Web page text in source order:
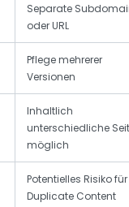
Separate
oder URL
Pflege mehrerer
Versionen
Inhaltlich
unterschiedliche
möglich
Potentielles Risiko für
Duplicate Content